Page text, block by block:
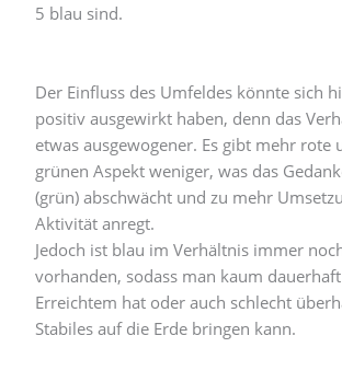
5 blau sind.
Der Einfluss des Umfeldes könnte sich
positiv ausgewirkt haben, denn das
etwas ausgewogener. Es gibt mehr rote
grünen Aspekt weniger, was das
(grün) abschwächt und zu mehr
Aktivität anregt.
Jedoch ist blau im Verhältnis immer
vorhanden, sodass man kaum
Erreichtem hat oder auch schlecht
Stabiles auf die Erde bringen kann.